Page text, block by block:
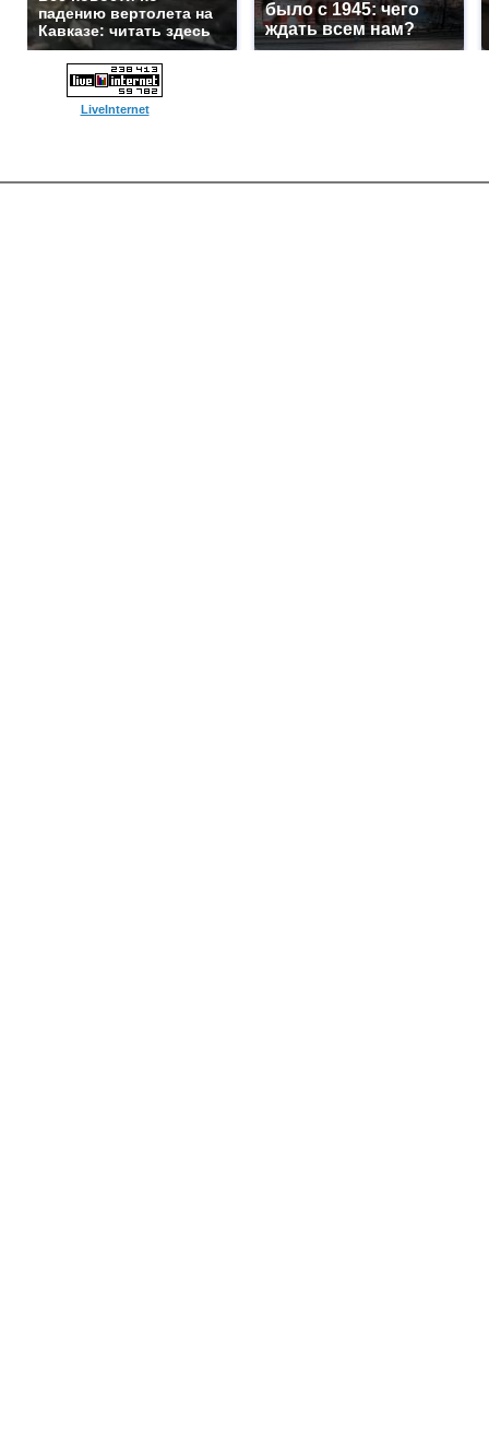
падению вертолета на
Кавказе: читать здесь
было с 1945: чего
ждать всем нам?
LiveInternet